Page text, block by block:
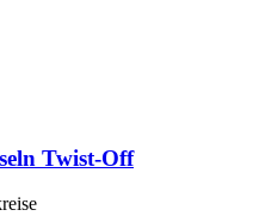
Twist-Off